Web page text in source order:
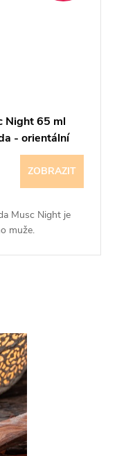
Night 65 ml
- orientální
ZOBRAZIT
Musc Night je
muže.